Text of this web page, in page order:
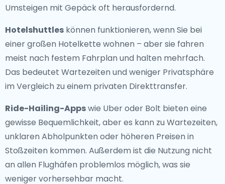
Umsteigen mit Gepäck oft herausfordernd.
Hotelshuttles können funktionieren, wenn Sie bei
einer großen Hotelkette wohnen – aber sie fahren
meist nach festem Fahrplan und halten mehrfach.
Das bedeutet Wartezeiten und weniger Privatsphäre
im Vergleich zu einem privaten Direkttransfer.
Ride-Hailing-Appswie Uber oder Bolt bieten eine
gewisse Bequemlichkeit, aber es kann zu Wartezeiten,
unklaren Abholpunkten oder höheren Preisen in
Stoßzeiten kommen. Außerdem ist die Nutzung nicht
an allen Flughäfen problemlos möglich, was sie
weniger vorhersehbar macht.